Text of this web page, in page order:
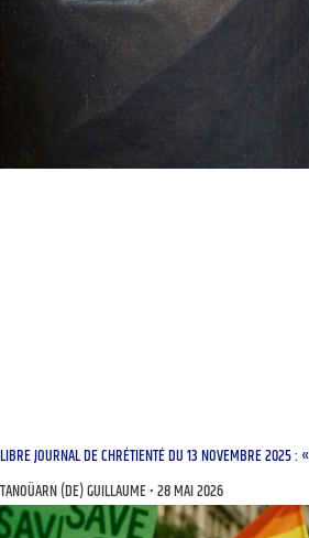
LIBRE JOURNAL DE CHRÉTIENTÉ DU 13 NOVEMBRE 2025 :
TANOÜARN (DE) GUILLAUME 28 MAI 2026